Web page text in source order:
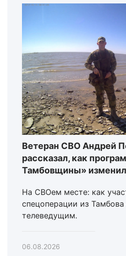
Ветеран СВО Андрей
рассказал, как
Тамбовщины»
На СВОем месте: как
спецоперации из
телеведущим.
06.08.2026